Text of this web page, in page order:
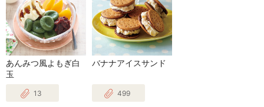
あんみつ風よもぎ白
玉
13
バナナアイスサンド
499